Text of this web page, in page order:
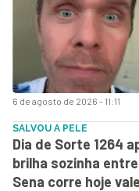
6 de agosto de 2026 - 11:11
SALVOU A PELE
Dia de Sorte 1264
brilha sozinha
Sena corre hoje